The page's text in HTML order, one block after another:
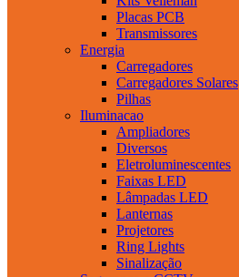
Placas PCB
Transmissores
Energia
Carregadores
Carregadores Solares
Pilhas
Iluminacao
Ampliadores
Diversos
Eletroluminescentes
Faixas LED
Lâmpadas LED
Lanternas
Projetores
Ring Lights
Sinalização